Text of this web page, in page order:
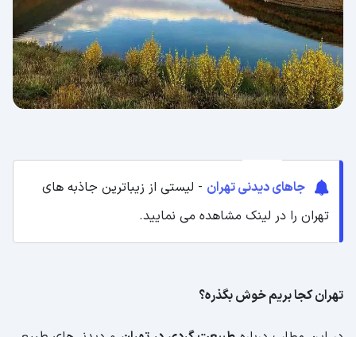
جاهای دیدنی تهران - لیستی از زیباترین جاذبه های
تهران را در لینک مشاهده می نمایید.
تهران کجا بریم خوش بگذره؟